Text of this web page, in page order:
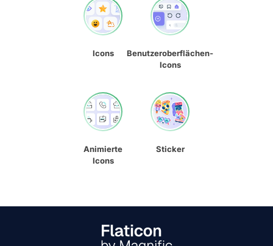
Icons
Benutzeroberflächen-
Icons
Animierte
Icons
Sticker